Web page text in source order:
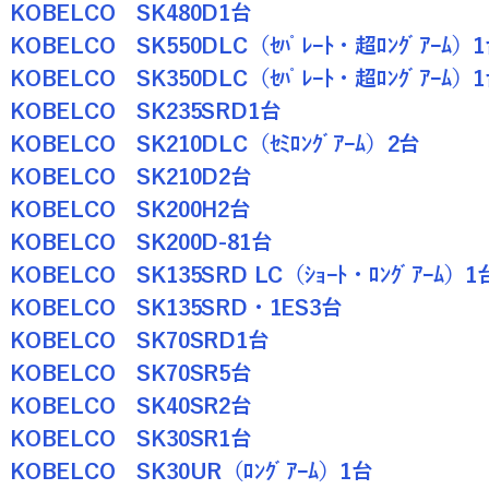
KOBELCO SK480D1台
KOBELCO SK550DLC（ｾﾊﾟﾚｰﾄ・超ﾛﾝｸﾞｱｰﾑ）1
KOBELCO SK350DLC（ｾﾊﾟﾚｰﾄ・超ﾛﾝｸﾞｱｰﾑ）1
KOBELCO SK235SRD1台
KOBELCO SK210DLC（ｾﾐﾛﾝｸﾞｱｰﾑ）2台
KOBELCO SK210D2台
KOBELCO SK200H2台
KOBELCO SK200D-81台
KOBELCO SK135SRD LC（ｼｮｰﾄ・ﾛﾝｸﾞｱｰﾑ）1
KOBELCO SK135SRD・1ES3台
KOBELCO SK70SRD1台
KOBELCO SK70SR5台
KOBELCO SK40SR2台
KOBELCO SK30SR1台
KOBELCO SK30UR（ﾛﾝｸﾞｱｰﾑ）1台